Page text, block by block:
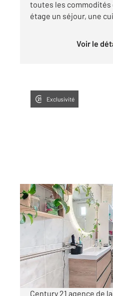
toutes les commodités
étage un séjour, une
Voir le
Exclusivité
MONTBELIARD 25
93,25 m2, 5 pièces
Ref : 29795
Appartement F5 à
89 900
Visiter le site dédié
Century 21 agence de